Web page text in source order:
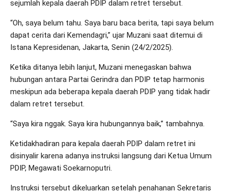
sejumlah kepala daerah PDIP dalam retret tersebut.
“Oh, saya belum tahu. Saya baru baca berita, tapi saya belum
dapat cerita dari Kemendagri,” ujar Muzani saat ditemui di
Istana Kepresidenan, Jakarta, Senin (24/2/2025).
Ketika ditanya lebih lanjut, Muzani menegaskan bahwa
hubungan antara Partai Gerindra dan PDIP tetap harmonis
meskipun ada beberapa kepala daerah PDIP yang tidak hadir
dalam retret tersebut.
“Saya kira nggak. Saya kira hubungannya baik,” tambahnya.
Ketidakhadiran para kepala daerah PDIP dalam retret ini
disinyalir karena adanya instruksi langsung dari Ketua Umum
PDIP, Megawati Soekarnoputri.
Instruksi tersebut dikeluarkan setelah penahanan Sekretaris